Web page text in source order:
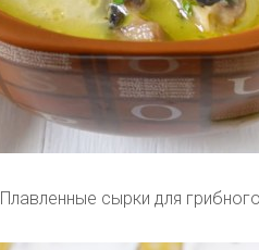
Плавленные сырки для